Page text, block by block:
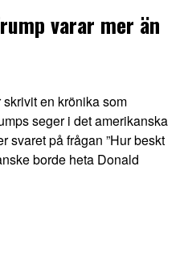
varar mer än
en krönika som
seger i det amerikanska
svaret på frågan ”Hur beskt
borde heta Donald